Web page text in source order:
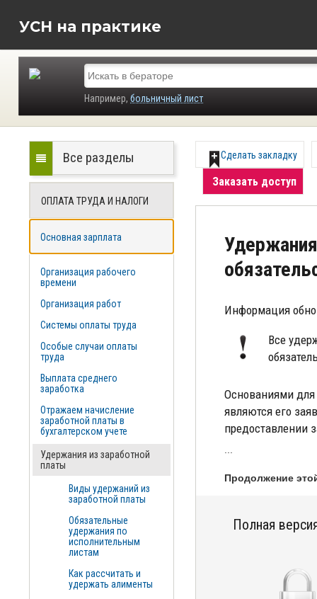
УСН на практике
Например, больничный лист
Сделать закладку
Заказать доступ
Информация
Все
Основаниями для
являются его
предоставлении
Продолжение
Полная
Все разделы
ОПЛАТА ТРУДА И НАЛОГИ
Основная зарплата
Организация рабочего
времени
Организация работ
Системы оплаты труда
Особые случаи оплаты
труда
Выплата среднего
заработка
Отражаем начисление
заработной платы в
бухгалтерском учете
Удержания из заработной
платы
Виды удержаний из
заработной платы
Обязательные
удержания по
исполнительным
листам
Как рассчитать и
удержать алименты